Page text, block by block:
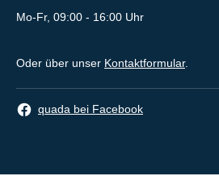
Mo-Fr, 09:00 - 16:00 Uhr
Oder über unser Kontaktformular.
quada bei Facebook